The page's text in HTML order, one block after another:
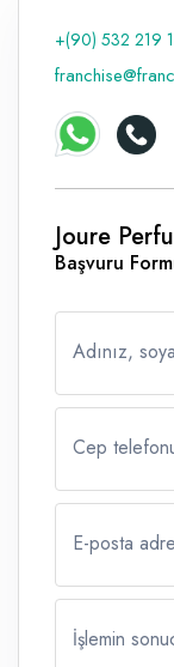
Tabela -
+(90) 532 219
Joure
Başvuru
Adınız,
Cep
E-posta
İşlemin